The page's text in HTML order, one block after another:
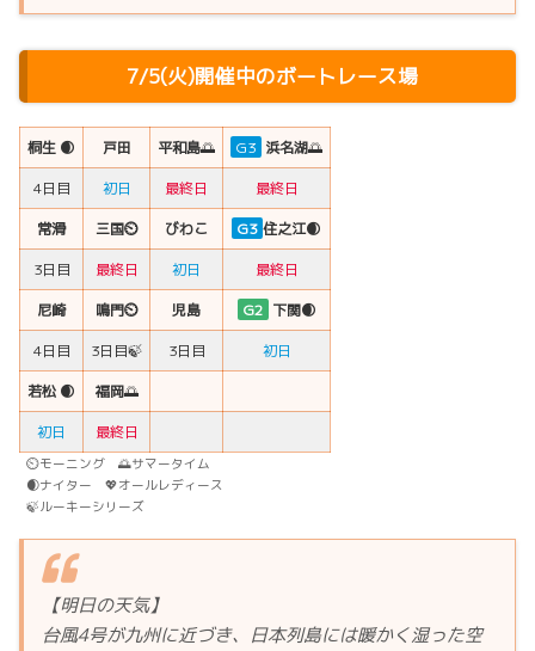
7/5(火)開催中のボートレース場
桐生 🌒 戸田 平和島🌅 G3 浜名湖🌅
4日目
初日 最終日
最終日
常滑
三国⏲ びわこ G3 住之江🌒
3日目
最終日 初日
最終日
尼崎
鳴門⏲ 児島 G2 下関🌒
4日目
3日目🍃 3日目
初日
若松 🌒
福岡🌅
初日
最終日
⏲モーニング 🌅サマータイム
🌒ナイター 💖オールレディース
🍃ルーキーシリーズ
【明日の天気】
台風4号が九州に近づき、日本列島には暖かく湿った空